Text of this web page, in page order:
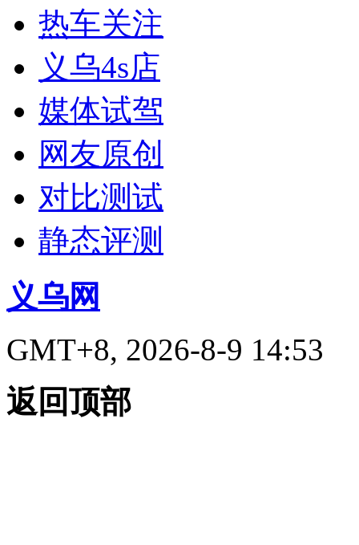
热车关注
义乌4s店
媒体试驾
网友原创
对比测试
静态评测
义乌网
GMT+8, 2026-8-9 14:53
返回顶部